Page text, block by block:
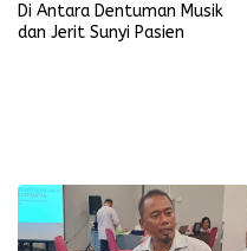
Di Antara Dentuman Musik
dan Jerit Sunyi Pasien